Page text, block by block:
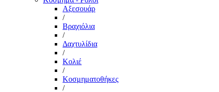
Αξεσουάρ
/
Βραχιόλια
/
Δαχτυλίδια
/
Κολιέ
/
Κοσμηματοθήκες
/